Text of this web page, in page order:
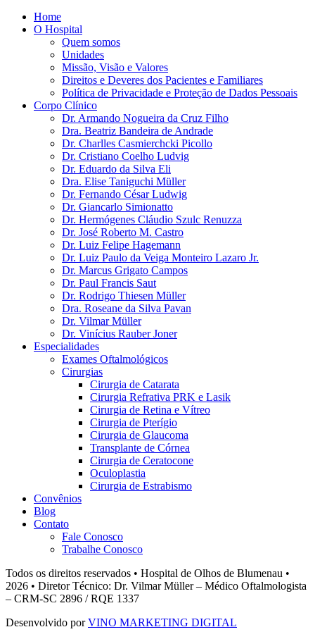
Home
O Hospital
Quem somos
Unidades
Missão, Visão e Valores
Direitos e Deveres dos Pacientes e Familiares
Política de Privacidade e Proteção de Dados Pessoais
Corpo Clínico
Dr. Armando Nogueira da Cruz Filho
Dra. Beatriz Bandeira de Andrade
Dr. Charlles Casmierchcki Picollo
Dr. Cristiano Coelho Ludvig
Dr. Eduardo da Silva Eli
Dra. Elise Taniguchi Müller
Dr. Fernando César Ludwig
Dr. Giancarlo Simionatto
Dr. Hermógenes Cláudio Szulc Renuzza
Dr. José Roberto M. Castro
Dr. Luiz Felipe Hagemann
Dr. Luiz Paulo da Veiga Monteiro Lazaro Jr.
Dr. Marcus Grigato Campos
Dr. Paul Francis Saut
Dr. Rodrigo Thiesen Müller
Dra. Roseane da Silva Pavan
Dr. Vilmar Müller
Dr. Vinícius Rauber Joner
Especialidades
Exames Oftalmológicos
Cirurgias
Cirurgia de Catarata
Cirurgia Refrativa PRK e Lasik
Cirurgia de Retina e Vítreo
Cirurgia de Pterígio
Cirurgia de Glaucoma
Transplante de Córnea
Cirurgia de Ceratocone
Oculoplastia
Cirurgia de Estrabismo
Convênios
Blog
Contato
Fale Conosco
Trabalhe Conosco
Todos os direitos reservados • Hospital de Olhos de Blumenau •
2026 • Diretor Técnico: Dr. Vilmar Müller – Médico Oftalmologista
– CRM-SC 2896 / RQE 1337
Desenvolvido porVINO MARKETING DIGITAL